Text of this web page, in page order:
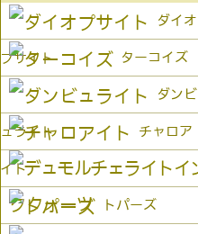
ダイオ
プサイト ターコイズ
ダンビ
ュライト チャロア
イト
トパーズ